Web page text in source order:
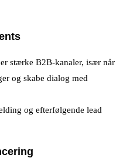
stærke B2B-kanaler, især når
og skabe dialog med
og efterfølgende lead